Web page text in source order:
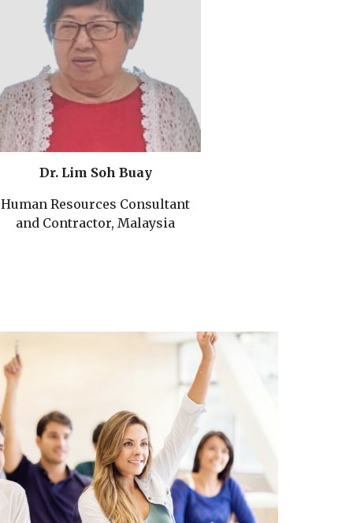
Dr. Lim Soh Buay
Human Resources Consultant
and Contractor, Malaysia